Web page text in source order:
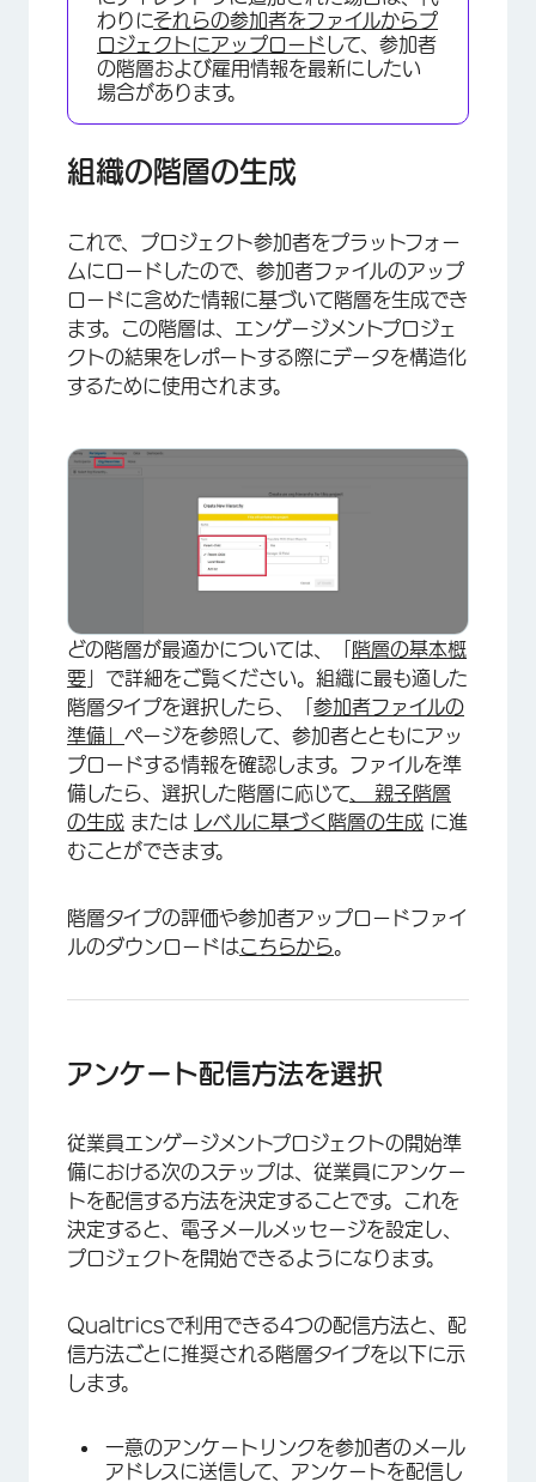
×
わりにそれらの参加者をファイルからプ
ロジェクトにアップロードして、参加者
の階層および雇用情報を最新にしたい
場合があります。
組織の階層の生成
これで、プロジェクト参加者をプラットフォー
ムにロードしたので、参加者ファイルのアップ
ロードに含めた情報に基づいて階層を生成でき
ます。この階層は、エンゲージメントプロジェ
クトの結果をレポートする際にデータを構造化
するために使用されます。
×
どの階層が最適かについては、「 階層の基本概
要 」で詳細をご覧ください。組織に最も適した
階層タイプを選択したら、「 参加者ファイルの
準備」 ページを参照して、参加者とともにアッ
プロードする情報を確認します。ファイルを準
備したら、選択した階層に応じて 、 親子階層
の生成 または レベルに基づく階層の生成 に進
むことができます。
階層タイプの評価や参加者アップロードファイ
ルのダウンロードはこちらから。
アンケート配信方法を選択
従業員エンゲージメントプロジェクトの開始準
備における次のステップは、従業員にアンケー
トを配信する方法を決定することです。これを
決定すると、電子メールメッセージを設定し、
プロジェクトを開始できるようになります。
Qualtricsで利用できる4つの配信方法と、配
信方法ごとに推奨される階層タイプを以下に示
します。
一意のアンケートリンクを参加者のメール
アドレスに送信して、アンケートを配信し